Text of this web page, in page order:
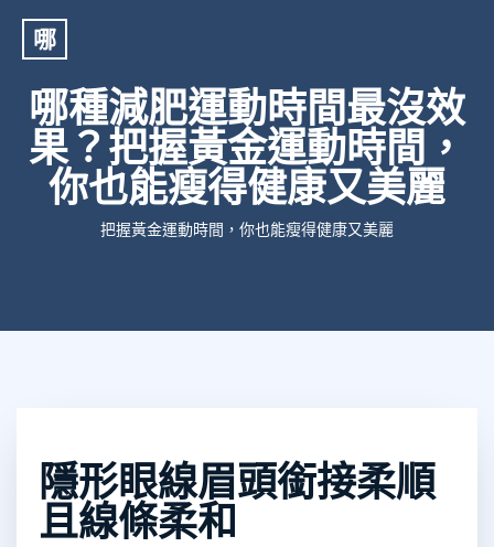
哪
哪種減肥運動時間最沒效
果？把握黃金運動時間，
你也能瘦得健康又美麗
把握黃金運動時間，你也能瘦得健康又美麗
隱形眼線眉頭銜接柔順
且線條柔和